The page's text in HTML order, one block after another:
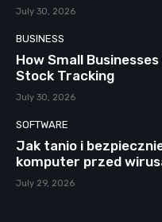
July 30, 2026
BUSINESS
How Small
Stock Tracking
July 30, 2026
SOFTWARE
Jak tanio i
komputer przed
July 29, 2026